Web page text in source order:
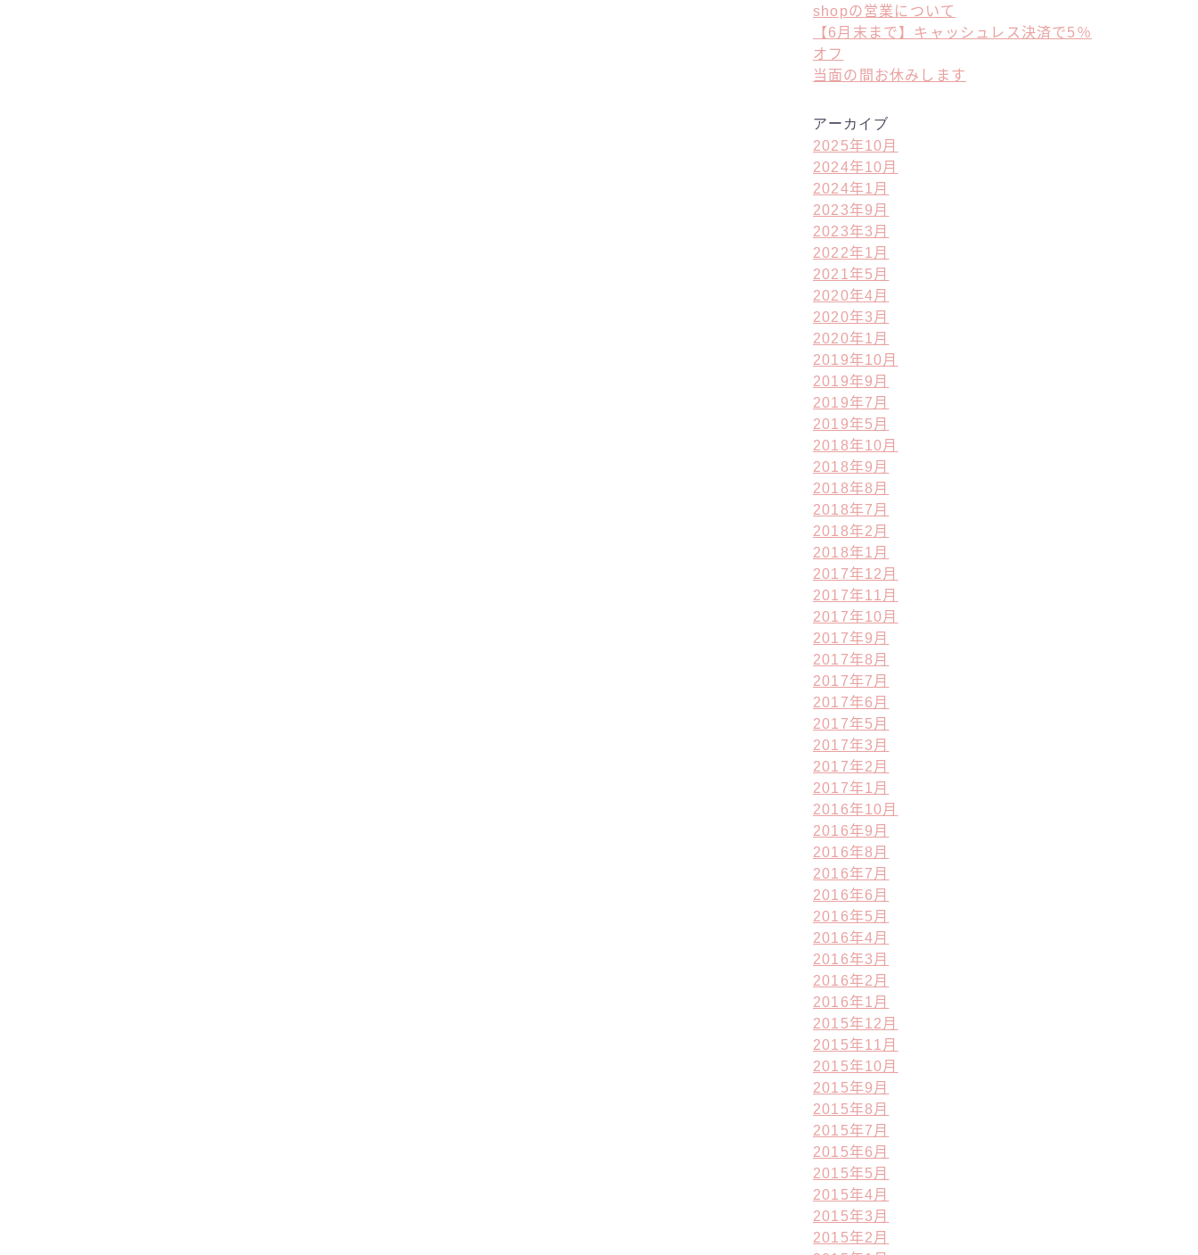
shopの営業について
【6月末まで】キャッシュレス決済で5％
オフ
当面の間お休みします
アーカイブ
2025年10月
2024年10月
2024年1月
2023年9月
2023年3月
2022年1月
2021年5月
2020年4月
2020年3月
2020年1月
2019年10月
2019年9月
2019年7月
2019年5月
2018年10月
2018年9月
2018年8月
2018年7月
2018年2月
2018年1月
2017年12月
2017年11月
2017年10月
2017年9月
2017年8月
2017年7月
2017年6月
2017年5月
2017年3月
2017年2月
2017年1月
2016年10月
2016年9月
2016年8月
2016年7月
2016年6月
2016年5月
2016年4月
2016年3月
2016年2月
2016年1月
2015年12月
2015年11月
2015年10月
2015年9月
2015年8月
2015年7月
2015年6月
2015年5月
2015年4月
2015年3月
2015年2月